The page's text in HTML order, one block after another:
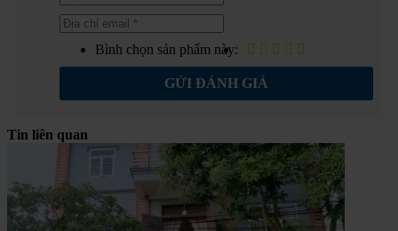
Bình chọn sản phẩm này:
GỬI ĐÁNH GIÁ
Tin liên quan